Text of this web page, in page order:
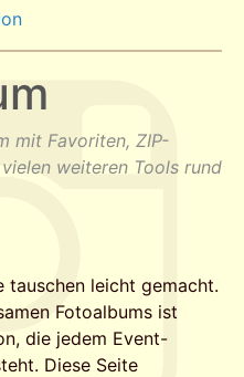
mit Favoriten, ZIP-
weiteren Tools rund
tauschen leicht gemacht.
Fotoalbums ist
die jedem Event-
Diese Seite